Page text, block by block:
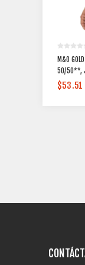
M&O
50/50**,
$53.51